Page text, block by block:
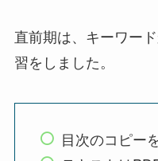
直前期は、キーワー
習をしました。
目次のコピー